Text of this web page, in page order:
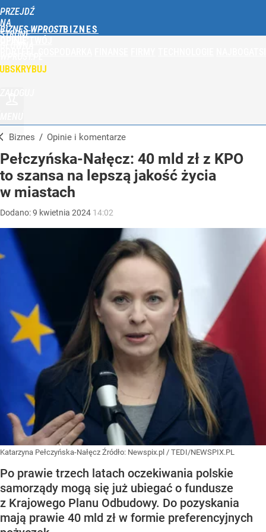
PRZEJDŹ
NA
STRONĘ
BIZNES WPROST
Biznes / Opinie i komentarze
Pełczyńska-Nałęcz: 40 mld zł z KPO
to szansa na lepszą jakość życia
w miastach
Dodano:9 kwietnia 2024 14:02
Katarzyna Pełczyńska-Nałęcz Źródło: Newspix.pl / TEDI/NEWSPIX.PL
Po prawie trzech latach oczekiwania polskie
samorządy mogą się już ubiegać o fundusze
z Krajowego Planu Odbudowy. Do pozyskania
mają prawie 40 mld zł w formie preferencyjnych